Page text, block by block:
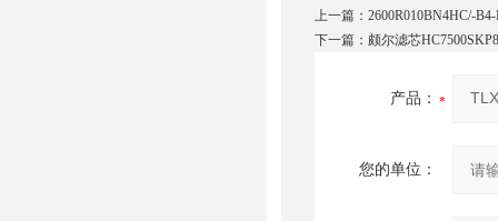
上一篇： 2600R010BN4HC/-
下一篇： 颇尔滤芯
产品：
您的单位：